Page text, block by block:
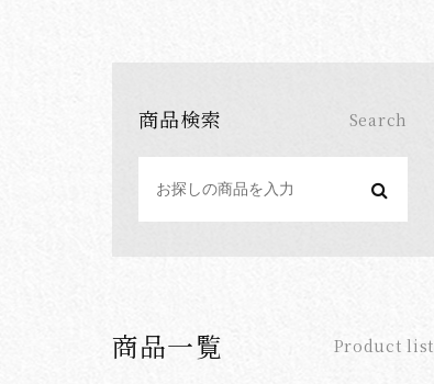
商品検索 Search
商品一覧 Product list